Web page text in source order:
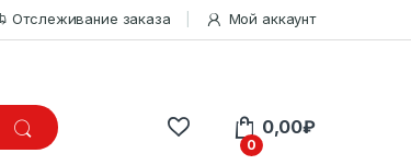
Отслеживание заказа Мой аккаунт
0
0,00₽